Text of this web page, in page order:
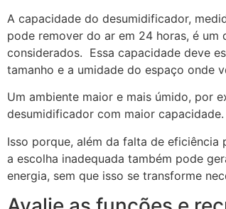
A capacidade do desumidificador,
pode remover do ar em 24 horas, é um
considerados. Essa capacidade deve
tamanho e a umidade do espaço onde
Um ambiente maior e mais úmido, por
desumidificador com maior capacidade.
Isso porque, além da falta de eficiência
a escolha inadequada também pode
energia, sem que isso se transforme